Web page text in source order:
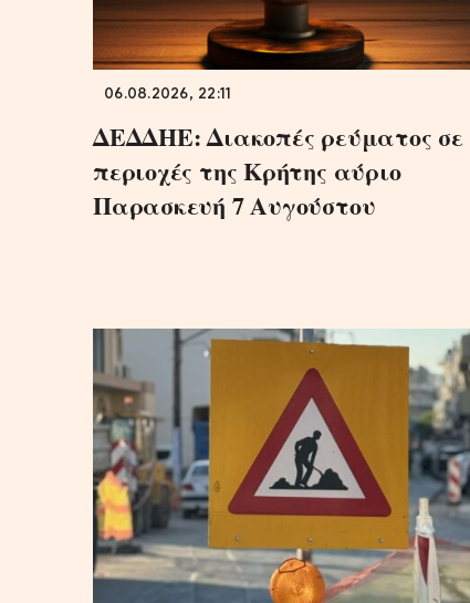
06.08.2026, 22:11
ΔΕΔΔΗΕ: Διακοπές ρεύματος σε
περιοχές της Κρήτης αύριο
Παρασκευή 7 Αυγούστου